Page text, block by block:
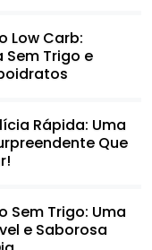
Low Carb:
Sem Trigo e
Rápida: Uma
Que
Sem Trigo: Uma
e Saborosa